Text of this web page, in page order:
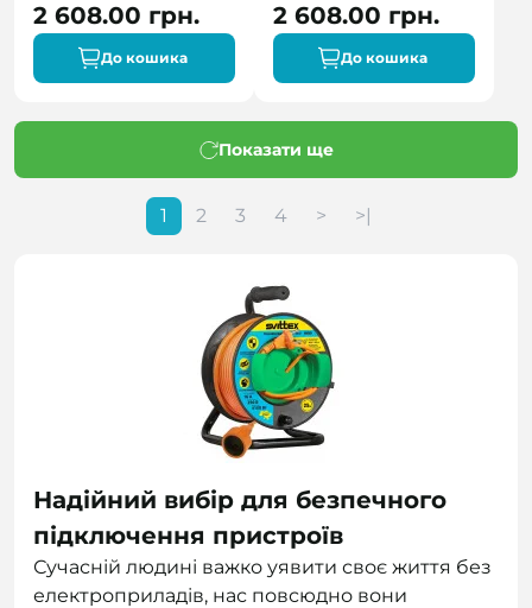
2 608.00 грн.
До кошика
2 608.00 грн.
До кошика
Показати ще
1 2 3 4 > >|
Надійний вибір для безпечного
підключення пристроїв
Сучасній людині важко уявити своє життя без
електроприладів, нас повсюдно вони